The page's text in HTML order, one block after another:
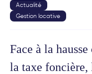
Actualité
Gestion locative
Face à la
la taxe foncière,